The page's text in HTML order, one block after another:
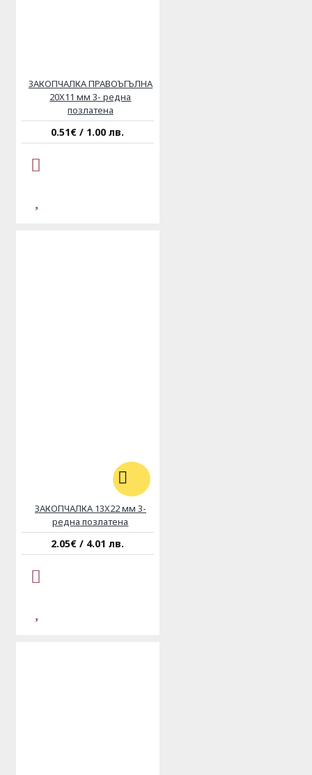
ЗАКОПЧАЛКА ПРАВОЪГЪЛНА
20Х11 мм 3- редна
позлатена
0.51€ / 1.00 лв.
ЗАКОПЧАЛКА 13X22 мм 3-
редна позлатена
2.05€ / 4.01 лв.